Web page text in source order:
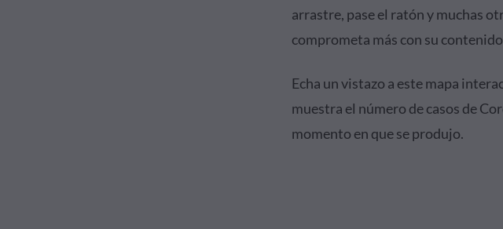
arrastre, pase el ratón y muchas
comprometa más con su
Echa un vistazo a este mapa
muestra el número de casos de
momento en que se produjo.